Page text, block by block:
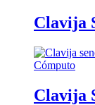
Clavija
Cómputo
Clavija